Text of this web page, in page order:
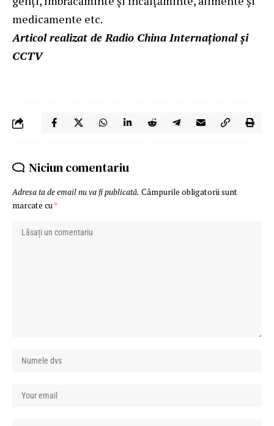
medicamente etc.
Articol realizat de Radio China Internațional și
CCTV
Niciun comentariu
Adresa ta de email nu va fi publicată. Câmpurile obligatorii sunt
marcate cu*